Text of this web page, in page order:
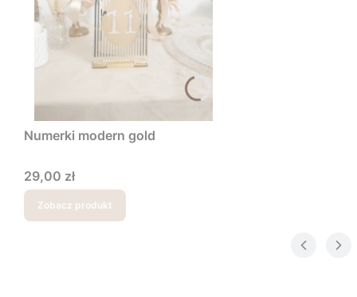
Numerki modern gold
Cena
29,00 zł
Zobacz produkt